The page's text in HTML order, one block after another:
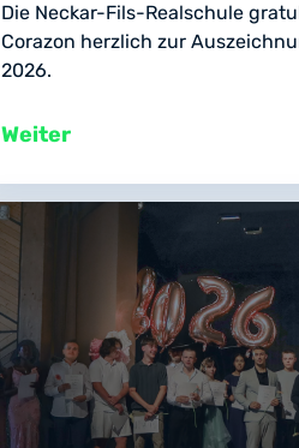
Die Neckar-Fils-Realschule
Corazon herzlich zur
2026.
Weiter